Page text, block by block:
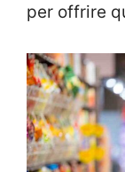
per offrire